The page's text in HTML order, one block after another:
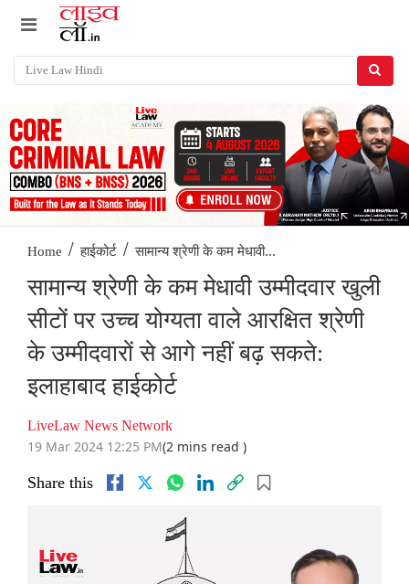
Home / हाईकोर्ट / सामान्य श्रेणी के कम मेधावी...
सामान्य श्रेणी के कम मेधावी उम्मीदवार खुली
सीटों पर उच्च योग्यता वाले आरक्षित श्रेणी
के उम्मीदवारों से आगे नहीं बढ़ सकते:
इलाहाबाद हाईकोर्ट
LiveLaw News Network
19 Mar 2024 12:25 PM(2 mins read )
Share this